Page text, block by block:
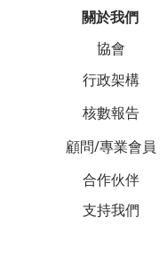
關於我們
協會
行政架構
核數報告
顧問/專業會員
合作伙伴
支持我們